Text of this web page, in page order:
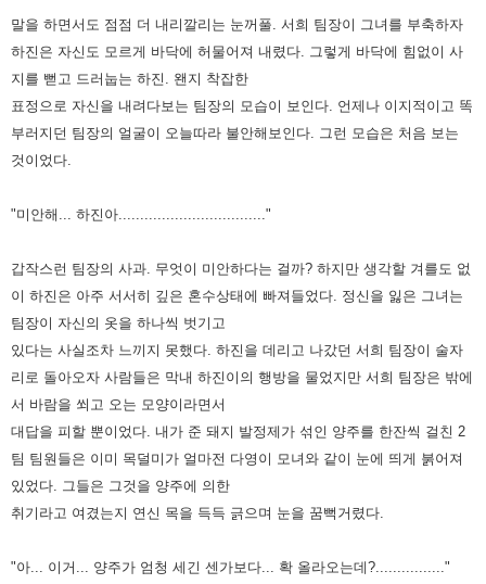
말을 하면서도 점점 더 내리깔리는 눈꺼풀. 서희 팀장이 그녀를 부축하자
하진은 자신도 모르게 바닥에 허물어져 내렸다.
그렇게 바닥에 힘없이 사
지를 뻗고 드러눕는 하진. 왠지 착잡한
표정으로 자신을 내려다보는 팀장의 모습이 보인다. 언제나 이지적이고 똑
부러지던 팀장의 얼굴이 오늘따라 불안해보인다. 그런 모습은 처음 보는
것이었다.
"미안해... 하진아.................................."
갑작스런 팀장의 사과. 무엇이 미안하다는 걸까? 하지만 생각할 겨를도 없
이 하진은 아주 서서히 깊은 혼수상태에 빠져들었다. 정신을 잃은 그녀는
팀장이 자신의 옷을 하나씩 벗기고
있다는 사실조차 느끼지 못했다. 하진을 데리고 나갔던 서희 팀장이 술자
리로 돌아오자 사람들은 막내 하진이의 행방을 물었지만 서희 팀장은 밖에
서 바람을 쐬고 오는 모양이라면서
대답을 피할 뿐이었다. 내가 준 돼지 발정제가 섞인 양주를 한잔씩 걸친 2
팀 팀원들은 이미 목덜미가 얼마전 다영이 모녀와 같이 눈에 띄게 붉어져
있었다. 그들은 그것을 양주에 의한
취기라고 여겼는지 연신 목을 득득 긁으며 눈을 꿈뻑거렸다.
"아... 이거... 양주가 엄청 세긴 센가보다... 확 올라오는데?................"